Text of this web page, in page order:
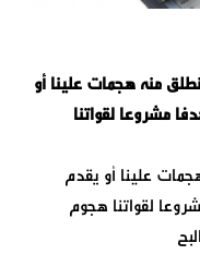
منه هجمات علينا أو
مشروعا لقواتنا
علينا أو يقدم
لقواتنا هجوم